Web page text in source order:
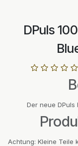
DPuls
Der neue DPuls
Achtung: Kleine Teile